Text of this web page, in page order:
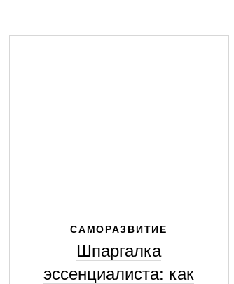
САМОРАЗВИТИЕ
Шпаргалка
эссенциалиста: как